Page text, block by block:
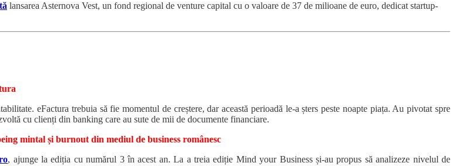
lansarea Asternova Vest, un fond regional de venture capital cu o valoare de 37 de milioane de euro, dedicat startup-
eFactura trebuia să fie momentul de creștere, dar această perioadă le-a șters peste noapte piața. Au pivotat spre
cu clienți din banking care au sute de mii de documente financiare.
mintal și burnout din mediul de business românesc
, ajunge la ediția cu numărul 3 în acest an. La a treia ediție Mind your Business și-au propus să analizeze nivelul de